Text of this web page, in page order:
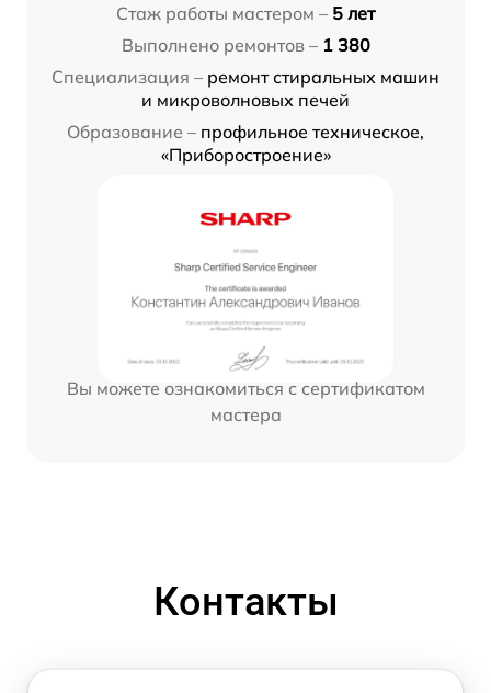
Стаж работы мастером – 5 лет
Выполнено ремонтов – 1 380
Специализация – ремонт стиральных машин
и микроволновых печей
Образование – профильное техническое,
«Приборостроение»
Вы можете ознакомиться с сертификатом
мастера
Контакты